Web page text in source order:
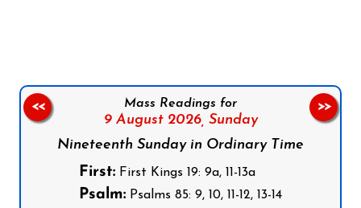
Mass Readings for
9 August 2026, Sunday
Nineteenth Sunday in Ordinary Time
First: First Kings 19: 9a, 11-13a
Psalm: Psalms 85: 9, 10, 11-12, 13-14
<< >>